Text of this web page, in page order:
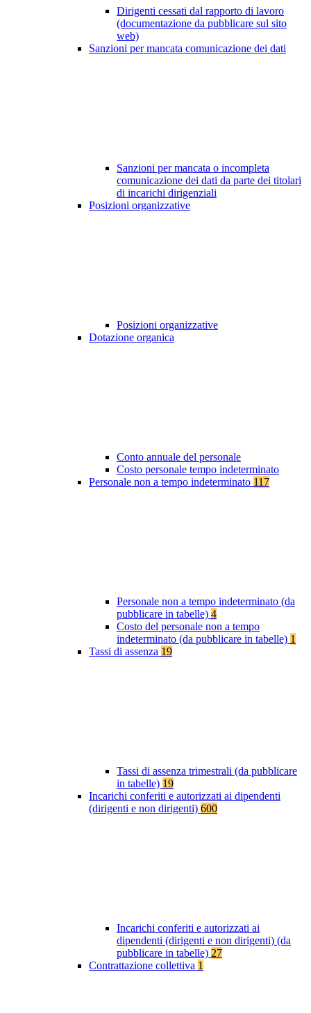
Dirigenti cessati dal rapporto di lavoro
(documentazione da pubblicare sul sito
web)
Sanzioni per mancata comunicazione dei dati
Sanzioni per mancata o incompleta
comunicazione dei dati da parte dei titolari
di incarichi dirigenziali
Posizioni organizzative
Posizioni organizzative
Dotazione organica
Conto annuale del personale
Costo personale tempo indeterminato
Personale non a tempo indeterminato 117
Personale non a tempo indeterminato (da
pubblicare in tabelle) 4
Costo del personale non a tempo
indeterminato (da pubblicare in tabelle) 1
Tassi di assenza 19
Tassi di assenza trimestrali (da pubblicare
in tabelle) 19
Incarichi conferiti e autorizzati ai dipendenti
(dirigenti e non dirigenti) 600
Incarichi conferiti e autorizzati ai
dipendenti (dirigenti e non dirigenti) (da
pubblicare in tabelle) 27
Contrattazione collettiva 1